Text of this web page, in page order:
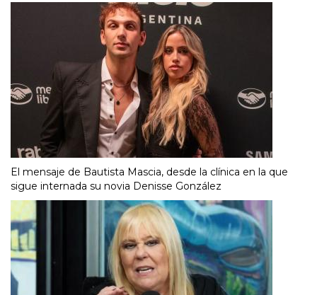
El mensaje de Bautista Mascia, desde la clínica en la que
sigue internada su novia Denisse González